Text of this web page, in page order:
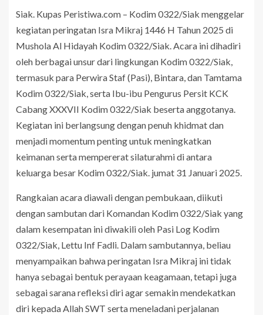
Siak. Kupas Peristiwa.com – Kodim 0322/Siak menggelar
kegiatan peringatan Isra Mikraj 1446 H Tahun 2025 di
Mushola Al Hidayah Kodim 0322/Siak. Acara ini dihadiri
oleh berbagai unsur dari lingkungan Kodim 0322/Siak,
termasuk para Perwira Staf (Pasi), Bintara, dan Tamtama
Kodim 0322/Siak, serta Ibu-ibu Pengurus Persit KCK
Cabang XXXVII Kodim 0322/Siak beserta anggotanya.
Kegiatan ini berlangsung dengan penuh khidmat dan
menjadi momentum penting untuk meningkatkan
keimanan serta mempererat silaturahmi di antara
keluarga besar Kodim 0322/Siak. jumat 31 Januari 2025.
Rangkaian acara diawali dengan pembukaan, diikuti
dengan sambutan dari Komandan Kodim 0322/Siak yang
dalam kesempatan ini diwakili oleh Pasi Log Kodim
0322/Siak, Lettu Inf Fadli. Dalam sambutannya, beliau
menyampaikan bahwa peringatan Isra Mikraj ini tidak
hanya sebagai bentuk perayaan keagamaan, tetapi juga
sebagai sarana refleksi diri agar semakin mendekatkan
diri kepada Allah SWT serta meneladani perjalanan